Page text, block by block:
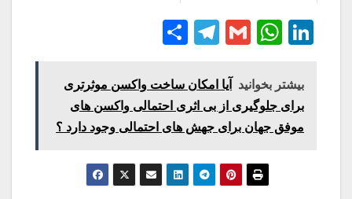
Li
k
e
dI
W
at
s
A
p
p
G
ai
l
T
e
gr
a
m
ar
e
بیشتر بخوانید آیا امکان ساخت واکسن موثرتری
برای جلوگیری از بی اثری احتمالی واکسن های
موفق جهان برای جهش های احتمالی وجود دارد ؟